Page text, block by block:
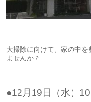
大掃除に向けて、家の中を
ませんか？
●12月19日（水）